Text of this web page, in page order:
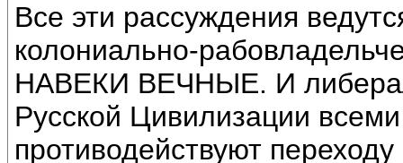
Все эти рассуждения
колониально-
НАВЕКИ ВЕЧНЫЕ. И
Русской Цивилизации
противодействуют